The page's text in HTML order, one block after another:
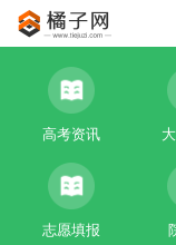
高考资讯
志愿填报